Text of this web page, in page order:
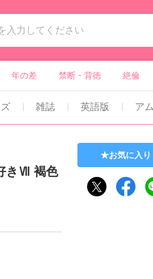
年の差 禁断・背徳 絶倫
雑誌 英語版 ア
きⅦ 褐色
お気に入り